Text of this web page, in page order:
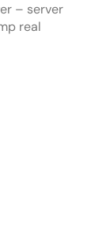
– server
real